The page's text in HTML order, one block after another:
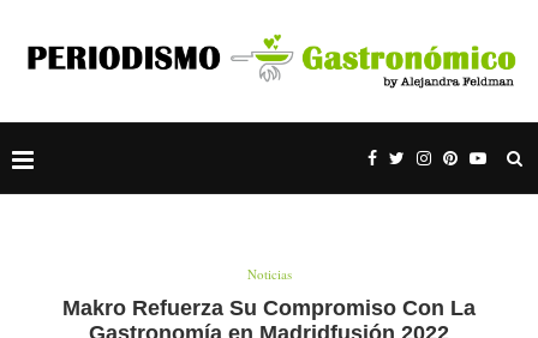
Noticias
Makro Refuerza Su Compromiso Con La
Gastronomía en Madridfusión 2022